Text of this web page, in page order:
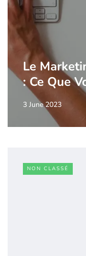
Le
: Ce Que
3 June 2023
NON CLASSÉ